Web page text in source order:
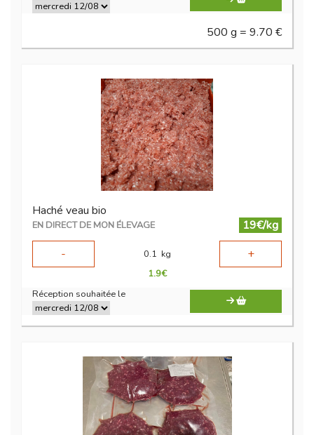
500 g = 9.70 €
Haché veau bio
EN DIRECT DE MON ÉLEVAGE
19€/kg
-
0.1 kg +
1.9€
Réception souhaitée le